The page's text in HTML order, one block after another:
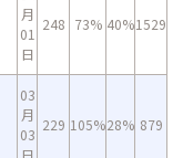
月
01
日
248 73% 40%1529
03
月
03
日
229 105%28% 879